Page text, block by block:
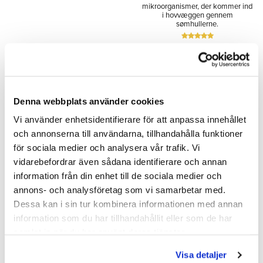
Denna webbplats använder cookies
Vi använder enhetsidentifierare för att anpassa innehållet
och annonserna till användarna, tillhandahålla funktioner
för sociala medier och analysera vår trafik. Vi
vidarebefordrar även sådana identifierare och annan
information från din enhet till de sociala medier och
annons- och analysföretag som vi samarbetar med.
Dessa kan i sin tur kombinera informationen med annan
information som du har tillhandahållit eller som de har
Visa detaljer
Tilføj til ønskeliste
mikroorganismer, der kommer ind
i hovvæggen gennem
sømhullerne.
176,00
MÄNGD-
Mustad Søm
MÄNGD-